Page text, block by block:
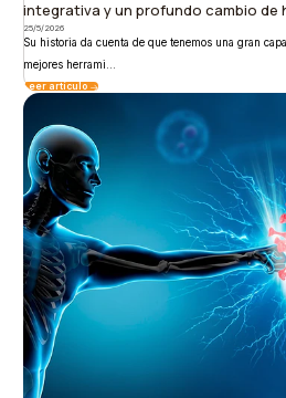
integrativa y un profundo cambio de
25/5/2026
Su historia da cuenta de que tenemos una gran
mejores herrami...
Leer artículo